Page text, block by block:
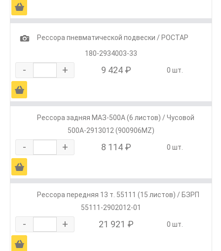
Ä
1
Рессора пневматической подвески / РОСТАР
180-2934003-33
- + 9 424 ₽ 0 шт.
Ä
Рессора задняя МАЗ-500А (6 листов) / Чусовой
500А-2913012 (900906MZ)
- + 8 114 ₽ 0 шт.
Ä
Рессора передняя 13 т. 55111 (15 листов) / БЗРП
55111-2902012-01
- + 21 921 ₽ 0 шт.
Ä